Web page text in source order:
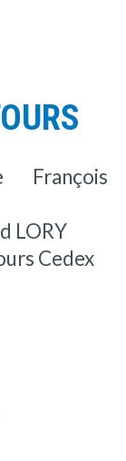
François
LORY
Cedex